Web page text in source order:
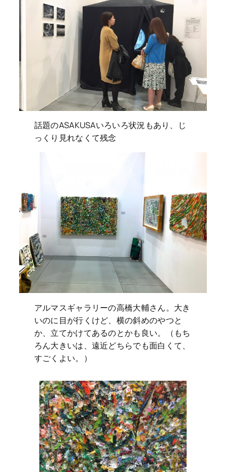
話題のASAKUSAいろいろ状況もあり、じ
っくり見れなくて残念
アルマスギャラリーの高橋大輔さん。大き
いのに目が行くけど、横の斜めのやつと
か、立てかけてあるのとかも良い。（もち
ろん大きいは、遠近どちらでも面白くて、
すごくよい。）